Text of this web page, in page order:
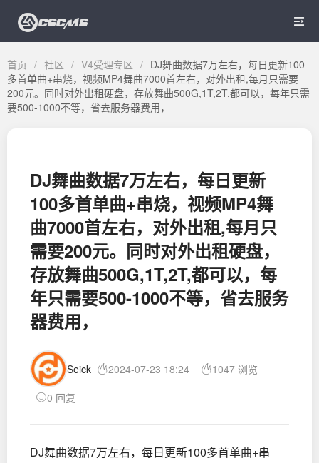

首页 / 社区 / V4受理专区 / DJ舞曲数据7万左右，每日更新100
多首单曲+串烧，视频MP4舞曲7000首左右，对外出租,每月只需要
200元。同时对外出租硬盘，存放舞曲500G,1T,2T,都可以，每年只需
要500-1000不等，省去服务器费用，
DJ舞曲数据7万左右，每日更新
100多首单曲+串烧，视频MP4舞
曲7000首左右，对外出租,每月只
需要200元。同时对外出租硬盘，
存放舞曲500G,1T,2T,都可以，每
年只需要500-1000不等，省去服务
器费用，
Seick 2024-07-23 18:24
1047 浏览
0 回复
DJ舞曲数据7万左右，每日更新100多首单曲+串